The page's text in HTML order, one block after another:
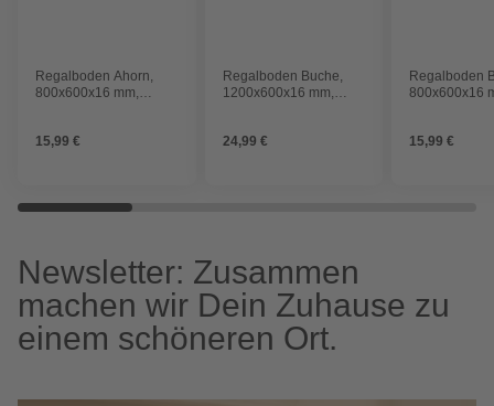
Regalboden Ahorn,
800x600x16 mm,
15,99 €
Regalboden Buche,
1200x600x16 mm,
24,99 €
Regalboden
800x600x16
15,99 €
Newsletter: Zusammen
machen wir Dein Zuhause zu
einem schöneren Ort.